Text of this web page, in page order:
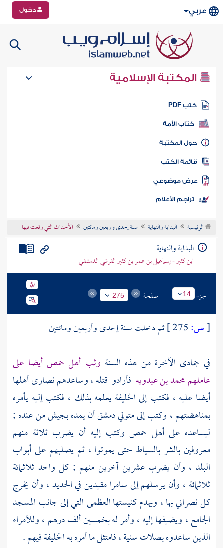
عربي دخول
المكتبة الإسلامية
كتب PDF
كتاب الأمة
المكتبة
الكتب
موضوعي
تراجم الأعلام
الرئيسية البداية والنهاية سنة إحدى وأربعين ومائتين الأحداث التي وقعت فيها
البداية والنهاية
ابن كثير - إسماعيل بن عمر بن كثير القرشي الدمشقي
جزء 14 صفحة 275
[ص:
ثم دخلت سنة إحدى وأربعين ومائتين
في جمادى الآخرة من هذه السنة وثب أهل حمصأيضا على
عاملهممحمد بن عبدويه فأرادوا قتله ، وساعدهمنصارىأهلها
أيضا عليه ، فكتب إلى الخليفة يعلمه بذلك ، فكتب إليه يأمره
بمناهضتهم ، وكتب إلى متوليدمشقأن يمده بجيش من عنده ;
ليساعده علىأهل حمص وكتب إليه أن يضرب ثلاثة منهم
معروفين بالشر بالسياط حتى يموتوا ، ثم يصلبهم على أبواب
البلد ، وأن يضرب عشرين آخرين منهم ; كل واحد ثلاثمائة
ثلاثمائة ، وأن يرسلهم إلى سامرا مقيدين في الحديد ، وأن يخرج
كل نصراني بها ، ويهدم كنيستها العظمى التي إلى جانب المسجد
الجامع ، ويضيفها إليه ، وأمر له بخمسين ألف درهم ، وللأمراء
الذين ساعدوه بصلات سنية ، فامتثل ما أمره به الخليفة فيهم .